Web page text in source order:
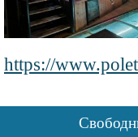
https://